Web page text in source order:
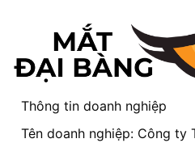
Thông tin doanh nghiệp
Tên doanh nghiệp: Công ty